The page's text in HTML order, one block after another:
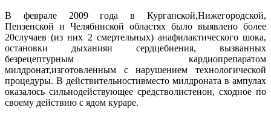
В феврале 2009 года в Курганской,Нижегородской,
Пензенской и Челябинской областях было выявлено более
20случаев (из них 2 смертельных) анафилактического шока,
остановки дыханияи сердцебиения, вызванных
безрецептурным кардиопрепаратом
милдронат,изготовленным с нарушением технологической
процедуры. В действительностивместо милдроната в ампулах
оказалось сильнодействующее средстволистенон, сходное по
своему действию с ядом кураре.